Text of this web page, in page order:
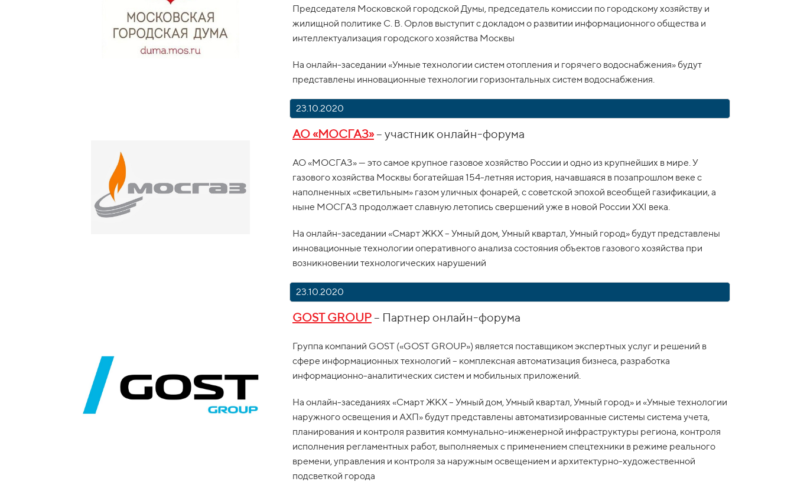
Председателя Московской городской Думы, председатель комиссии по городскому хозяйству и
жилищной политике С. В. Орлов выступит с докладом о развитии информационного общества и
интеллектуализация городского хозяйства Москвы
На онлайн-заседании «Умные технологии систем отопления и горячего водоснабжения» будут
представлены инновационные технологии горизонтальных систем водоснабжения.
23.10.2020
АО «МОСГАЗ» – участник онлайн-форума
АО «МОСГАЗ» — это самое крупное газовое хозяйство России и одно из крупнейших в мире. У
газового хозяйства Москвы богатейшая 154-летняя история, начавшаяся в позапрошлом веке с
наполненных «светильным» газом уличных фонарей, с советской эпохой всеобщей газификации, а
ныне МОСГАЗ продолжает славную летопись свершений уже в новой России XXI века.
На онлайн-заседании «Смарт ЖКХ – Умный дом, Умный квартал, Умный город» будут представлены
инновационные технологии оперативного анализа состояния объектов газового хозяйства при
возникновении технологических нарушений
23.10.2020
GOST GROUP – Партнер онлайн-форума
Группа компаний GOST («GOST GROUP») является поставщиком экспертных услуг и решений в
сфере информационных технологий – комплексная автоматизация бизнеса, разработка
информационно-аналитических систем и мобильных приложений.
На онлайн-заседаниях «Смарт ЖКХ – Умный дом, Умный квартал, Умный город» и «Умные технологии
наружного освещения и АХП» будут представлены автоматизированные системы система учета,
планирования и контроля развития коммунально-инженерной инфраструктуры региона, контроля
исполнения регламентных работ, выполняемых с применением спецтехники в режиме реального
времени, управления и контроля за наружным освещением и архитектурно-художественной
подсветкой города